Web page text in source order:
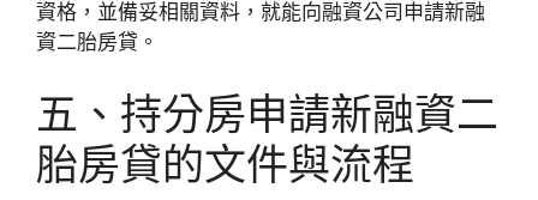
資格，並備妥相關資料，就能向融資公司申請新融
資二胎房貸。
五、持分房申請新融資二
胎房貸的文件與流程